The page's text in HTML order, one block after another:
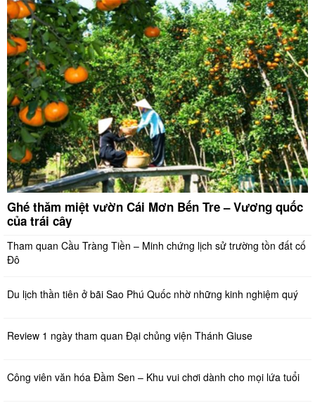
Ghé thăm miệt vườn Cái Mơn Bến Tre – Vương quốc
của trái cây
Tham quan Cầu Tràng Tiền – Minh chứng lịch sử trường tồn đất cố
Đô
Du lịch thần tiên ở bãi Sao Phú Quốc nhờ những kinh nghiệm quý
Review 1 ngày tham quan Đại chủng viện Thánh Giuse
Công viên văn hóa Đầm Sen – Khu vui chơi dành cho mọi lứa tuổi